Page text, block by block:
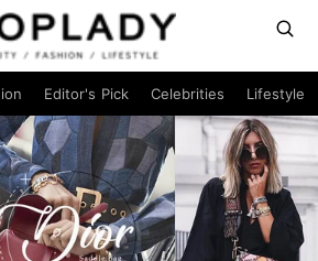
Editor's Pick Celebrities Lifestyle